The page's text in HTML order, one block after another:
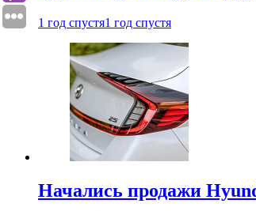
1 год спустя1 год спустя
Начались продажи